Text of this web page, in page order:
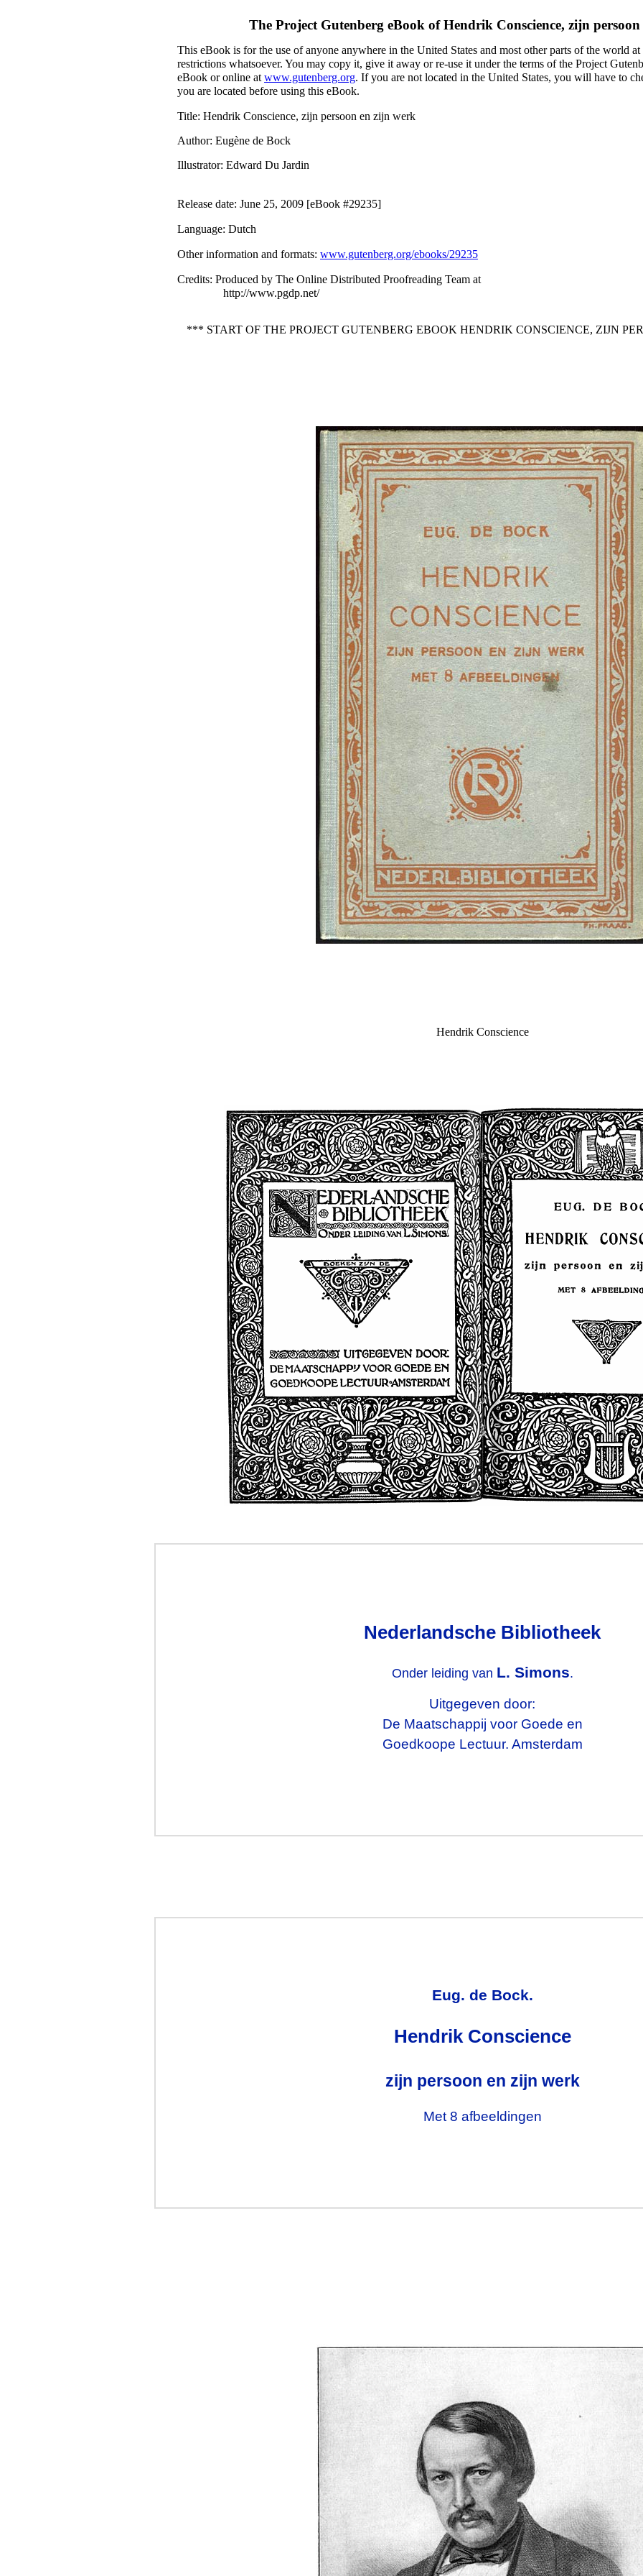
The Project Gutenberg eBook ofHendrik Conscience, zijn
This eBook is for the use of anyone anywhere in the United States and most other parts of the world
restrictions whatsoever. You may copy it, give it away or re-use it under the terms of the Project
eBook or online atwww.gutenberg.org. If you are not located in the United States, you will have to
you are located before using this eBook.
Title: Hendrik Conscience, zijn persoon en zijn werk
Author: Eugène de Bock
Illustrator: Edward Du Jardin
Release date: June 25, 2009 [eBook #29235]
Language: Dutch
Other information and formats:www.gutenberg.org/ebooks/29235
Credits: Produced by The Online Distributed Proofreading Team at
http://www.pgdp.net/
*** START OF THE PROJECT GUTENBERG EBOOK HENDRIK CONSCIENCE, ZIJN
Hendrik Conscience
Nederlandsche Bibliotheek
Onder leiding van L. Simons.
Uitgegeven door:
De Maatschappij voor Goede en
Goedkoope Lectuur. Amsterdam
Eug. de Bock.
Hendrik Conscience
zijn persoon en zijn werk
Met 8 afbeeldingen